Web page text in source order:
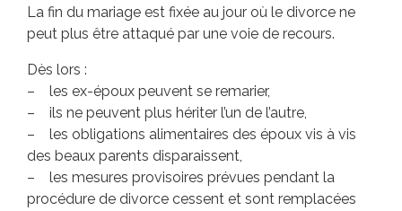
La fin du mariage est fixée au jour où le divorce ne
peut plus être attaqué par une voie de recours.
Dès lors :
– les ex-époux peuvent se remarier,
– ils ne peuvent plus hériter l’un de l’autre,
– les obligations alimentaires des époux vis à vis
des beaux parents disparaissent,
– les mesures provisoires prévues pendant la
procédure de divorce cessent et sont remplacées